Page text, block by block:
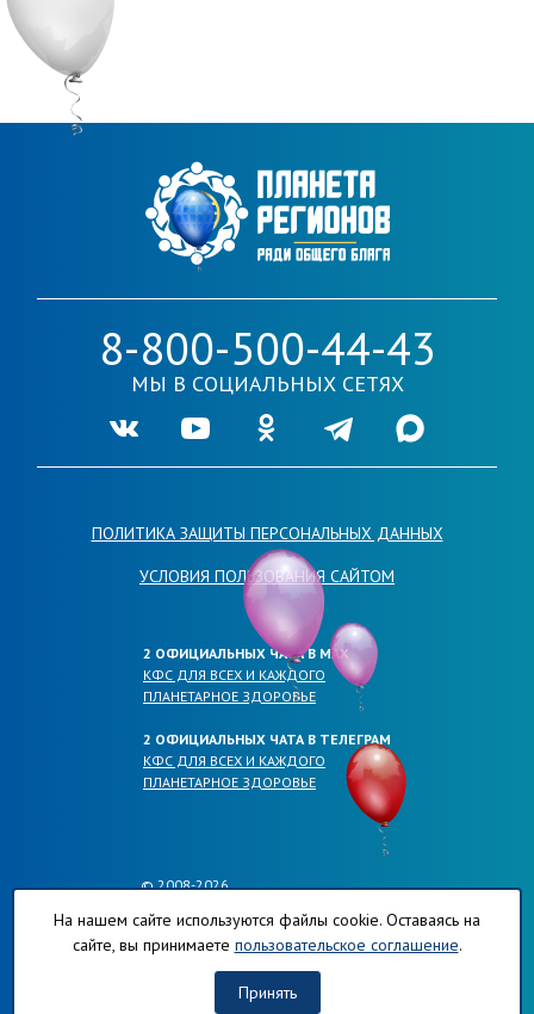
8-800-500-44-43
МЫ В СОЦИАЛЬНЫХ СЕТЯХ
Ссылка на нашу группу во VKontakte
Ссылка на наш канал в Youtube
Ссылка на нашу группу в
Ссылка на наш канал в
Ссылка на наш
ПОЛИТИКА ЗАЩИТЫ ПЕРСОНАЛЬНЫХ ДАННЫХ
УСЛОВИЯ ПОЛЬЗОВАНИЯ САЙТОМ
2 ОФИЦИАЛЬНЫХ ЧАТА В МАХ
КФС ДЛЯ ВСЕХ И КАЖДОГО
ПЛАНЕТАРНОЕ ЗДОРОВЬЕ
2 ОФИЦИАЛЬНЫХ ЧАТА В ТЕЛЕГРАМ
КФС ДЛЯ ВСЕХ И КАЖДОГО
ПЛАНЕТАРНОЕ ЗДОРОВЬЕ
© 2008-2026
ПЛАНЕТА-РЕГИОНОВ.РФ
КФС-ПЛАНЕТА-РЕГИОНОВ.РФ
ХЛОРОФИЛЛ-ПЛАНЕТА-РЕГИОНОВ.РФ
На нашем сайте используются файлы cookie. Оставаясь на
сайте, вы принимаете пользовательское соглашение.
Принять